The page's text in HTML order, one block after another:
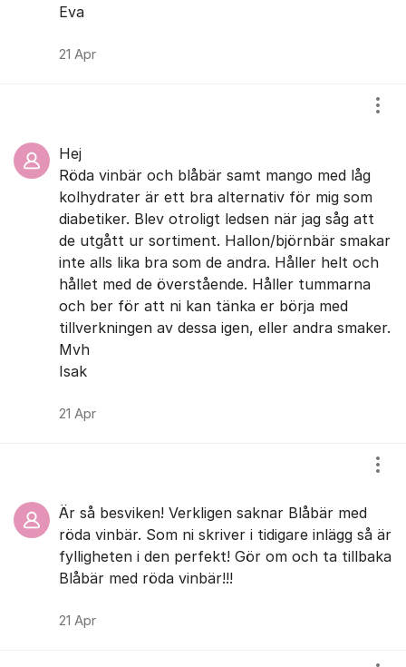
Eva
21 Apr
Hej
Röda vinbär och blåbär samt mango med låg
kolhydrater är ett bra alternativ för mig som
diabetiker. Blev otroligt ledsen när jag såg att
de utgått ur sortiment. Hallon/björnbär smakar
inte alls lika bra som de andra. Håller helt och
hållet med de överstående. Håller tummarna
och ber för att ni kan tänka er börja med
tillverkningen av dessa igen, eller andra smaker.
Mvh
Isak
21 Apr
Är så besviken! Verkligen saknar Blåbär med
röda vinbär. Som ni skriver i tidigare inlägg så är
fylligheten i den perfekt! Gör om och ta tillbaka
Blåbär med röda vinbär!!!
21 Apr